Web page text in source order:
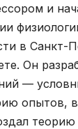
и
в Санкт-
Он
—
опытов, в